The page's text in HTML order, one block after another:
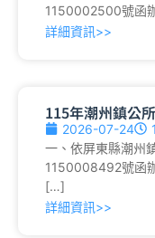
1150002500號函
詳細資訊>>
115年潮州鎮公
2026-07-24
一、依屏東縣潮州
1150008492號函
[…]
詳細資訊>>